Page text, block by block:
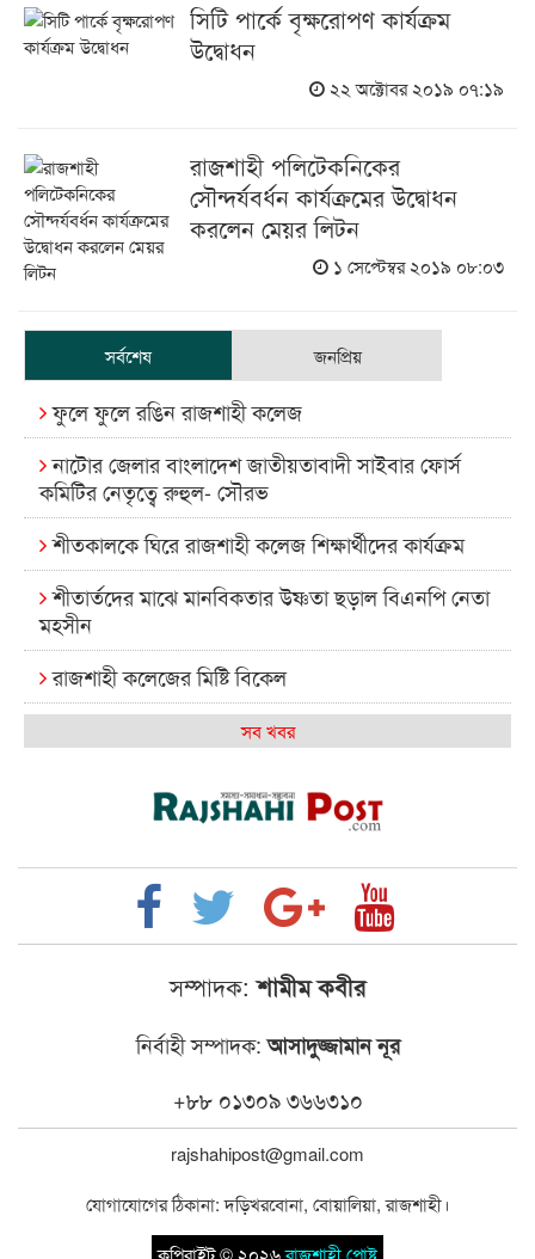
সিটি পার্কে বৃক্ষরোপণ কার্যক্রম
উদ্বোধন
২২ অক্টোবর ২০১৯ ০৭:১৯
রাজশাহী পলিটেকনিকের
সৌন্দর্যবর্ধন কার্যক্রমের উদ্বোধন
করলেন মেয়র লিটন
১ সেপ্টেম্বর ২০১৯ ০৮:০৩
সর্বশেষ জনপ্রিয়
ফুলে ফুলে রঙিন রাজশাহী কলেজ
নাটোর জেলার বাংলাদেশ জাতীয়তাবাদী সাইবার ফোর্স
কমিটির নেতৃত্বে রুহুল- সৌরভ
শীতকালকে ঘিরে রাজশাহী কলেজ শিক্ষার্থীদের কার্যক্রম
শীতার্তদের মাঝে মানবিকতার উষ্ণতা ছড়াল বিএনপি নেতা
মহসীন
রাজশাহী কলেজের মিষ্টি বিকেল
কেমন আছে আমাদের দেশের মধ্যবিত্তরা
রাজশাইন একাডেমির ফল প্রকাশ ও পুরস্কার বিতরণ
রাজশাহী কলেজের শিক্ষার্থী শাখাওয়াত পেলেন স্টার
এক্সিলেন্স অ্যাওয়ার্ড
বিশ্ব নদী বিবস উপলক্ষে নদী সুরক্ষায় নাওযাত্রা
ইসলামের ইতিহাস ও সংস্কৃতি বিভাগের লাইট হাউজ ক্লাবের
নেতৃত্ব ইসতিয়াক-মাহফুজ
রাজশাহীতে ট্রাকচাপায় ভ্যানচালক নিহত
সব খবর
সম্পাদক: শামীম কবীর
নির্বাহী সম্পাদক:আসাদুজ্জামান নূর
+৮৮ ০১৩০৯ ৩৬৬৩১০
rajshahipost@gmail.com
যোগাযোগের ঠিকানা: দড়িখরবোনা, বোয়ালিয়া, রাজশাহী।
কপিরাইট © ২০২৬রাজশাহী পোষ্ট